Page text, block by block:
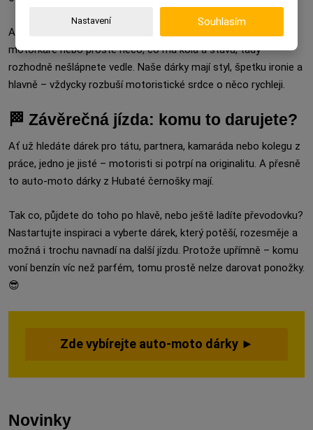
Ať už hledáte dárek pro muže, dárek pro řidiče, dárek pro
motorkáře nebo prostě něco, co má kola a šťávu, tady
rozhodně nešlápnete vedle. Naše dárky mají styl, špetku ironie a
hlavně – vždycky rozbuší motoristické srdce o něco rychleji.
🏁 Závěrečná jízda: komu to darujete?
Ať už hledáte dárek pro tátu, partnera, kamaráda nebo kolegu z
práce, jedno je jisté – motoristi si potrpí na originalitu. A přesně
to auto-moto dárky z Hubaté černošky mají.
Tak co, půjdete do toho po hlavě, nebo ještě ladíte převodovku?
Nastartujte inspiraci a vyberte dárek, který potěší, rozesměje a
možná i trochu navnadí na další jízdu. Protože upřímně – komu
voní benzín víc než parfém, tomu prostě nelze darovat ponožky.
😎
Zde vybírejte auto-moto dárky ►
Novinky
Nastavení Souhlasím